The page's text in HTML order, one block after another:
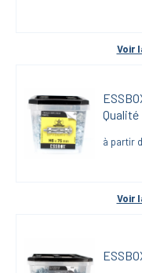
Voir
à partir
Voir